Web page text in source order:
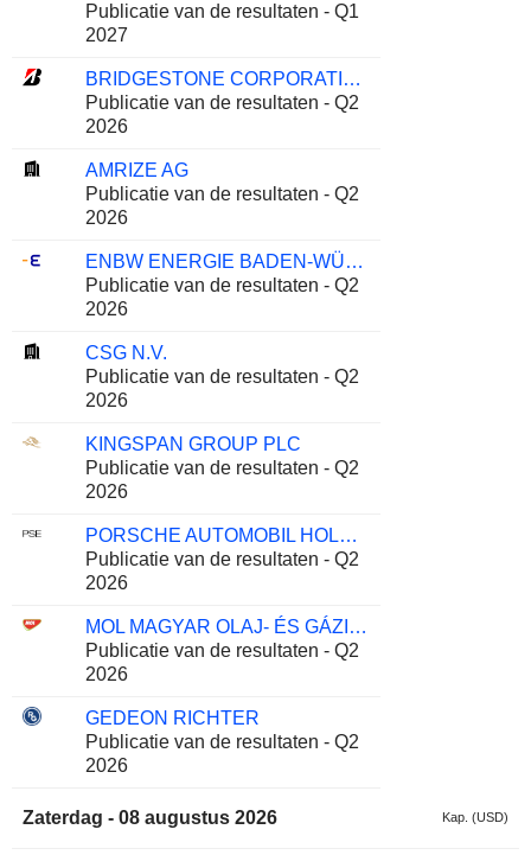
Publicatie van de resultaten - Q1
2027
BRIDGESTONE CORPORATION
Publicatie van de resultaten - Q2
2026
AMRIZE AG
Publicatie van de resultaten - Q2
2026
ENBW ENERGIE BADEN-WÜRTTEMBERG AG
Publicatie van de resultaten - Q2
2026
CSG N.V.
Publicatie van de resultaten - Q2
2026
KINGSPAN GROUP PLC
Publicatie van de resultaten - Q2
2026
PORSCHE AUTOMOBIL HOLDING SE
Publicatie van de resultaten - Q2
2026
MOL MAGYAR OLAJ- ÉS GÁZIPARI NYRT
Publicatie van de resultaten - Q2
2026
GEDEON RICHTER
Publicatie van de resultaten - Q2
2026
Zaterdag - 08 augustus 2026 Kap. (USD)